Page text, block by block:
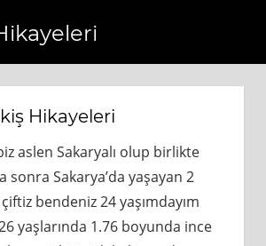
Hikayeleri
aslen Sakaryalı olup birlikte
sonra Sakarya’da yaşayan 2
bendeniz 24 yaşımdayım
yaşlarında 1.76 boyunda ince